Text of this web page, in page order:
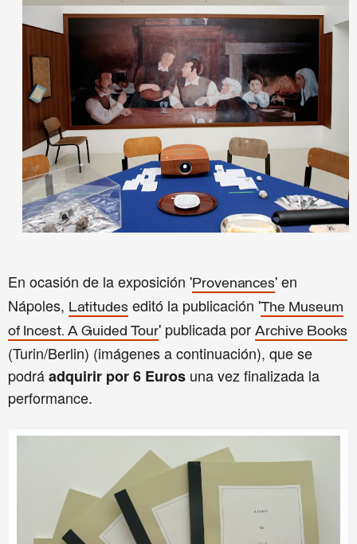
En ocasión de la exposición 'Provenances' en
Nápoles, Latitudes editó la publicación 'The Museum
of Incest. A Guided Tour' publicada por Archive Books
(Turin/Berlin) (imágenes a continuación), que se
podráadquirir por 6 Euros una vez finalizada la
performance.